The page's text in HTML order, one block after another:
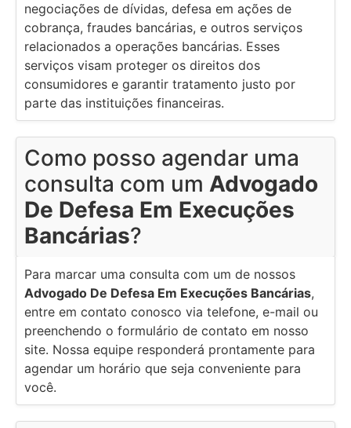
negociações de dívidas, defesa em ações de
cobrança, fraudes bancárias, e outros serviços
relacionados a operações bancárias. Esses
serviços visam proteger os direitos dos
consumidores e garantir tratamento justo por
parte das instituições financeiras.
Como posso agendar uma
consulta com um Advogado
De Defesa Em Execuções
Bancárias?
Para marcar uma consulta com um de nossos
Advogado De Defesa Em Execuções Bancárias,
entre em contato conosco via telefone, e-mail ou
preenchendo o formulário de contato em nosso
site. Nossa equipe responderá prontamente para
agendar um horário que seja conveniente para
você.